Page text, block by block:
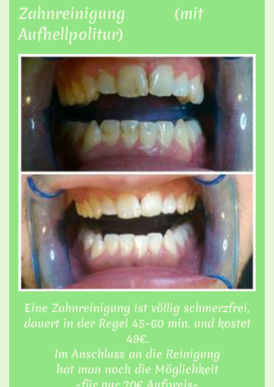
Zahnreinigung (mit
Aufhellpolitur)
Eine Zahnreinigung ist völlig schmerzfrei,
dauert in der Regel 45-60 min. und kostet
49€.
Im Anschluss an die Reinigung
hat man noch die Möglichkeit